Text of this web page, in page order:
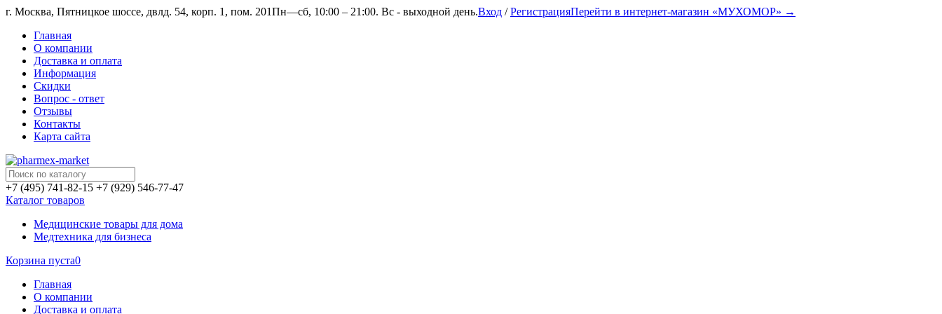
г. Москва, Пятницкое шоссе, двлд. 54, корп. 1, пом. 201Пн—сб, 10:00 – 21:00. Вс - выходной день.Вход /РегистрацияПерейти в интернет-магазин «МУХОМОР» →
Главная
О компании
Доставка и оплата
Информация
Скидки
Вопрос - ответ
Отзывы
Контакты
Карта сайта
+7 (495) 741-82-15 +7 (929) 546-77-47
Каталог товаров
Медицинские товары для дома
Медтехника для бизнеса
Корзина пуста0
Главная
О компании
Доставка и оплата